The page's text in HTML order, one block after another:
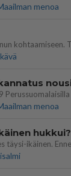
menoa
menoa
hukkui?